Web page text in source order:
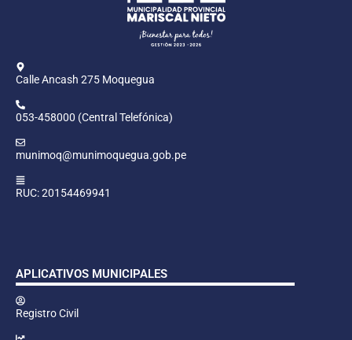
Calle Ancash 275 Moquegua
053-458000 (Central Telefónica)
munimoq@munimoquegua.gob.pe
RUC: 20154469941
APLICATIVOS MUNICIPALES
Registro Civil